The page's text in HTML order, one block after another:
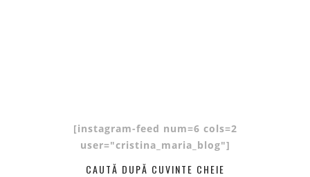
[instagram-feed num=6 cols=2
user="cristina_maria_blog"]
CAUTĂ DUPĂ CUVINTE CHEIE